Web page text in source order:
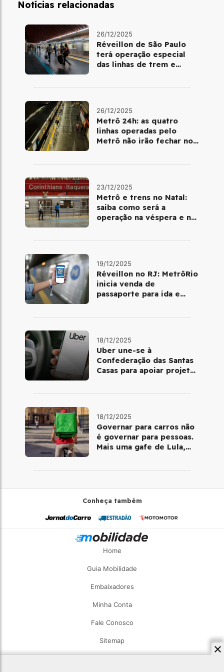
Notícias relacionadas
26/12/2025
Réveillon de São Paulo
terá operação especial
das linhas de trem e
26/12/2025
Metrô 24h: as quatro
linhas operadas pelo
Metrô não irão fechar no
23/12/2025
Metrô e trens no Natal:
saiba como será a
operação na véspera e no
19/12/2025
Réveillon no RJ: MetrôRio
inicia venda de
passaporte para ida e
18/12/2025
Uber une-se à
Confederação das Santas
Casas para apoiar projetos
18/12/2025
Governar para carros não
é governar para pessoas.
Mais uma gafe de Lula,
Conheça também
Home
Guia Mobilidade
Embaixadores
Minha Conta
Fale Conosco
Sitemap